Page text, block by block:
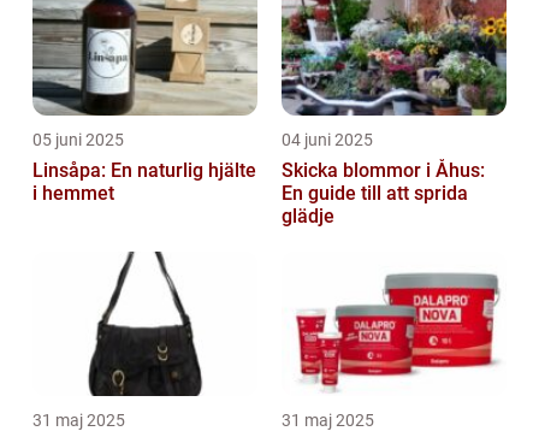
05 juni 2025
Linsåpa: En naturlig hjälte
i hemmet
04 juni 2025
Skicka blommor i Åhus:
En guide till att sprida
glädje
31 maj 2025 31 maj 2025